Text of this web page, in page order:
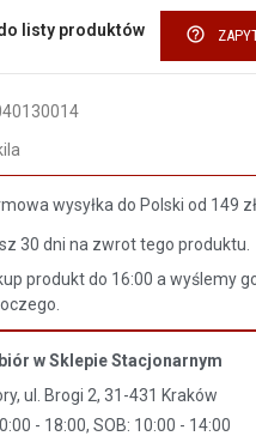
listy produktów help_outline
wysyłka do Polski od 149 zł
30 dni na zwrot tego produktu.
produkt do 16:00 a wyślemy
w Sklepie Stacjonarnym
ul. Brogi 2, 31-431 Kraków
- 18:00, SOB: 10:00 - 14:00